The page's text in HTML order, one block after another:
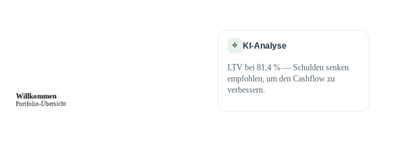
Willkommen
Portfolio-Übersicht
KI-Analyse
LTV bei 81,4 % — Schulden senken
empfohlen, um den Cashflow zu
verbessern.